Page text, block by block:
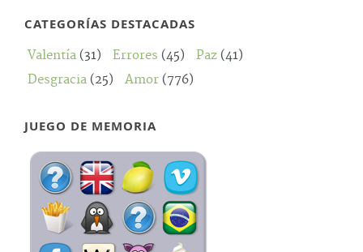
CATEGORÍAS DESTACADAS
Valentía (31) Errores (45) Paz (41)
Desgracia (25) Amor (776)
JUEGO DE MEMORIA